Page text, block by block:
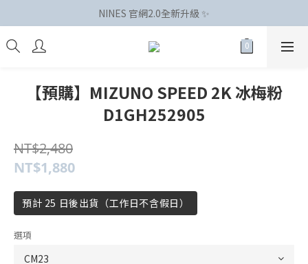
NINES 官網2.0全新升級 ✨
【預購】MIZUNO SPEED 2K 冰梅粉
D1GH252905
NT$2,480
NT$1,880
預計 25 日後出貨（工作日不含假日）
選項